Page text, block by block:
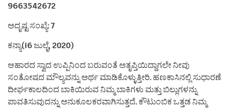
9663542672
ಅದೃಷ್ಟ ಸಂಖ್ಯೆ: 7
ಕನ್ಯಾ(16 ಜುಲೈ, 2020)
ಆಹಾರದ ಸ್ವಾದ ಉಪ್ಪಿನಿಂದ ಬರುವಂತೆ ಅತೃಪ್ತಿಯಿದ್ದಾಗಲೇ ನೀವು
ಸಂತೋಷದ ಮೌಲ್ಯವನ್ನು ಅರ್ಥ ಮಾಡಿಕೊಳ್ಳುತ್ತೀರಿ. ಹಣಕಾಸಿನಲ್ಲಿ ಸುಧಾರಣೆ
ದೀರ್ಘಕಾಲದಿಂದ ಬಾಕಿಯಿರುವ ನಿಮ್ಮ ಬಾಕಿಗಳು ಮತ್ತು ಬಿಲ್ಲುಗಳನ್ನು
ಪಾವತಿಸುವುದನ್ನು ಅನುಕೂಲಕರವಾಗಿಸುತ್ತದೆ. ಕೌಟುಂಬಿಕ ಒತ್ತಡ ನಿಮ್ಮ